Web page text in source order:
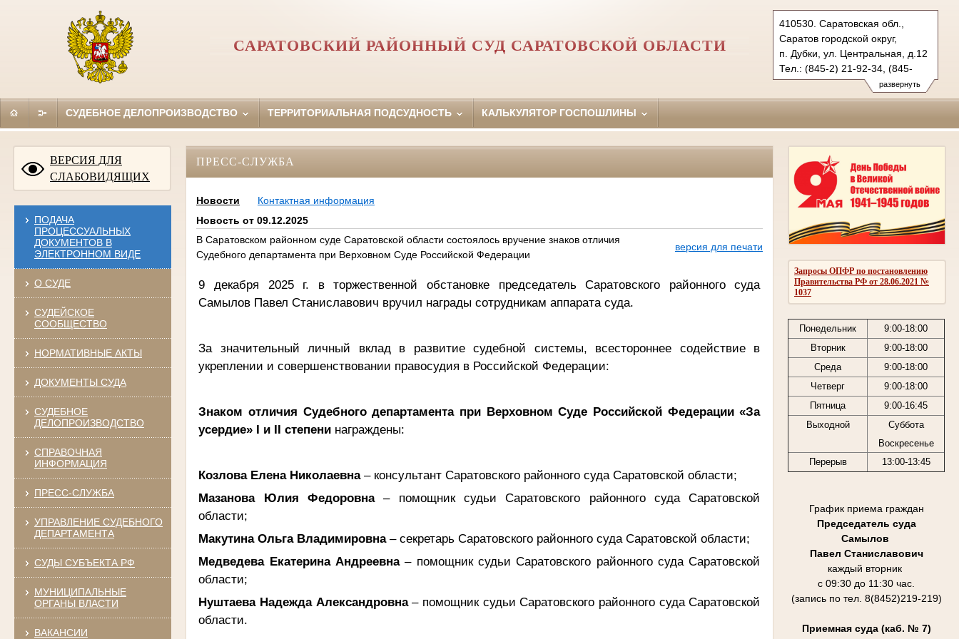
развернуть
410530. Саратовская обл.,
Саратов городской округ,
п. Дубки, ул. Центральная, д.12
Тел.: (845-2) 21-92-34, (845-
68) 2-28-04
saratovsky.sar@sudrf.ru
САРАТОВСКИЙ РАЙОННЫЙ СУД САРАТОВСКОЙ ОБЛАСТИ
СУДЕБНОЕ ДЕЛОПРОИЗВОДСТВО ТЕРРИТОРИАЛЬНАЯ ПОДСУДНОСТЬ КАЛЬКУЛЯТОР ГОСПОШЛИНЫ
ВЕРСИЯ ДЛЯ
СЛАБОВИДЯЩИХ
ПОДАЧА
ПРОЦЕССУАЛЬНЫХ
ДОКУМЕНТОВ В
ЭЛЕКТРОННОМ ВИДЕ
О СУДЕ
СУДЕЙСКОЕ
СООБЩЕСТВО
НОРМАТИВНЫЕ АКТЫ
ДОКУМЕНТЫ СУДА
СУДЕБНОЕ
ДЕЛОПРОИЗВОДСТВО
СПРАВОЧНАЯ
ИНФОРМАЦИЯ
ПРЕСС-СЛУЖБА
УПРАВЛЕНИЕ СУДЕБНОГО
ДЕПАРТАМЕНТА
СУДЫ СУБЪЕКТА РФ
МУНИЦИПАЛЬНЫЕ
ОРГАНЫ ВЛАСТИ
ВАКАНСИИ
Запросы ОПФР по постановлению
Правительства РФ от 28.06.2021 №
1037
Понедельник
9:00-18:00
Вторник
9:00-18:00
Среда
9:00-18:00
Четверг
9:00-18:00
Пятница
9:00-16:45
Выходной
Суббота
Воскресенье
Перерыв
13:00-13:45
График приема граждан
Председатель суда
Самылов
Павел Станиславович
каждый вторник
с 09:30 до 11:30 час.
(запись по тел. 8(8452)219-219)
Приемная суда (каб. № 7)
ПРЕСС-СЛУЖБА
Новости
Контактная информация
Новость от 09.12.2025
В Саратовском районном суде Саратовской области состоялось вручение знаков отличия
Судебного департамента при Верховном Суде Российской Федерации
версия для печати
9 декабря 2025 г. в торжественной обстановке председатель Саратовского районного суда
Самылов Павел Станиславович вручил награды сотрудникам аппарата суда.
За значительный личный вклад в развитие судебной системы, всестороннее содействие в
укреплении и совершенствовании правосудия в Российской Федерации:
Знаком отличия Судебного департамента при Верховном Суде Российской Федерации «За
усердие» I и II степени награждены:
Козлова Елена Николаевна– консультант Саратовского районного суда Саратовской области;
Мазанова Юлия Федоровна– помощник судьи Саратовского районного суда Саратовской
области;
Макутина Ольга Владимировна– секретарь Саратовского районного суда Саратовской области;
Медведева Екатерина Андреевна– помощник судьи Саратовского районного суда Саратовской
области;
Нуштаева Надежда Александровна– помощник судьи Саратовского районного суда Саратовской
области.